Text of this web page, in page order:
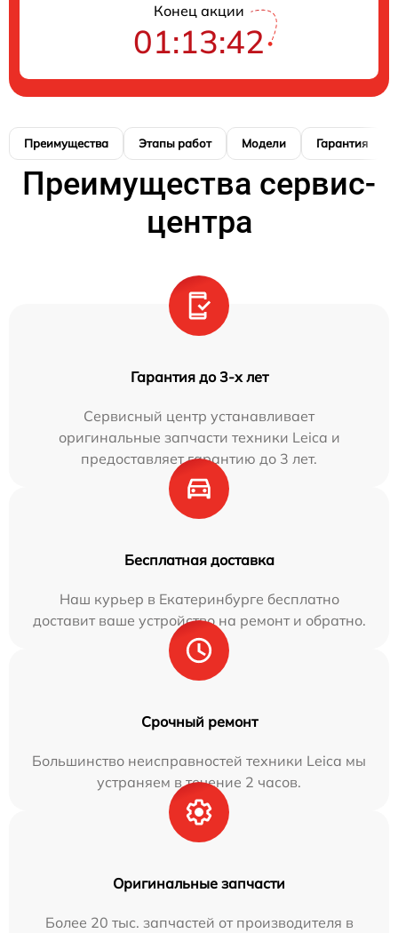
Конец акции
01:13:41
Преимущества Этапы работ Модели Гарантия
Преимущества сервис-
центра
Гарантия до 3-х лет
Сервисный центр устанавливает
оригинальные запчасти техники Leica и
предоставляет гарантию до 3 лет.
Бесплатная доставка
Наш курьер в Екатеринбурге бесплатно
доставит ваше устройство на ремонт и обратно.
Срочный ремонт
Большинство неисправностей техники Leica мы
устраняем в течение 2 часов.
Оригинальные запчасти
Более 20 тыс. запчастей от производителя в